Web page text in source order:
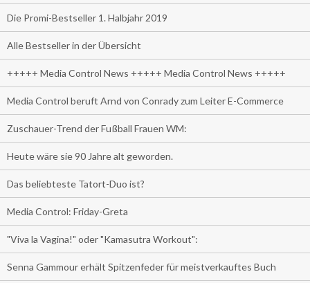
Die Promi-Bestseller 1. Halbjahr 2019
Alle Bestseller in der Übersicht
+++++ Media Control News +++++ Media Control News +++++
Media Control beruft Arnd von Conrady zum Leiter E-Commerce
Zuschauer-Trend der Fußball Frauen WM:
Heute wäre sie 90 Jahre alt geworden.
Das beliebteste Tatort-Duo ist?
Media Control: Friday-Greta
"Viva la Vagina!" oder "Kamasutra Workout":
Senna Gammour erhält Spitzenfeder für meistverkauftes Buch